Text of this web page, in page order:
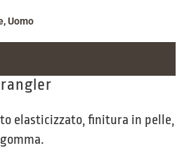
,Uomo
elasticizzato, finitura in pelle,